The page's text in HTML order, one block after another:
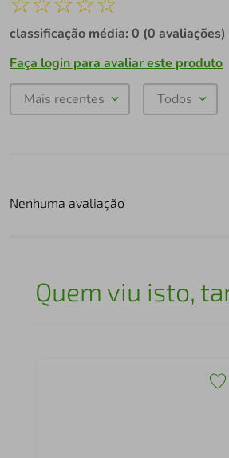
classificação média: 0 (0 avaliações)
Faça login para avaliar este produto
Mais recentes Todos
Nenhuma avaliação
Quem viu isto,